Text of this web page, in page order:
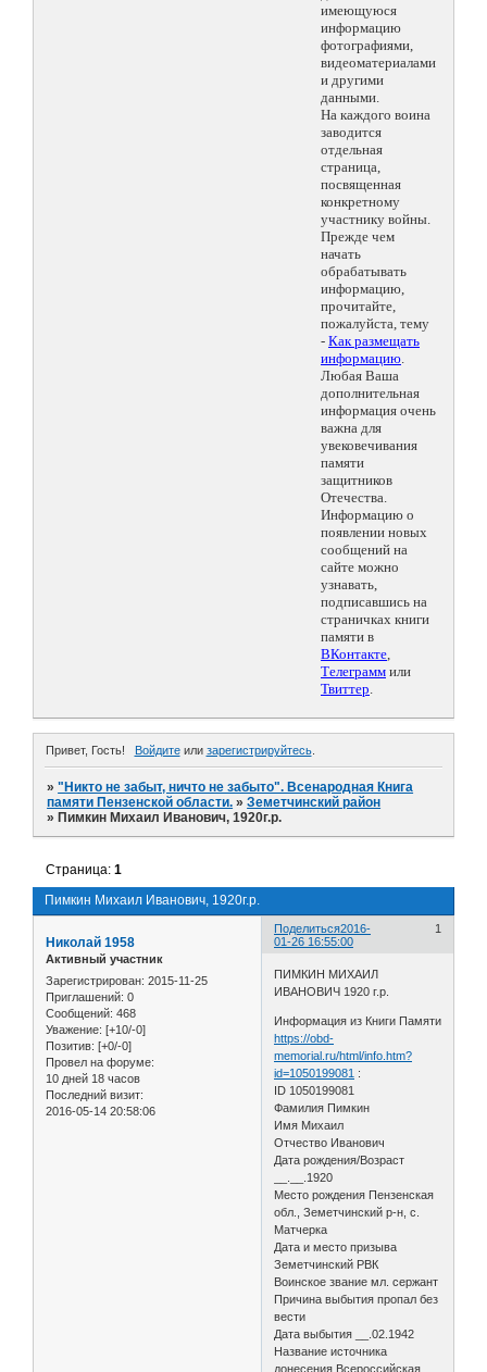
имеющуюся
информацию
фотографиями,
видеоматериалами
и другими
данными.
На каждого воина
заводится
отдельная
страница,
посвященная
конкретному
участнику войны.
Прежде чем
начать
обрабатывать
информацию,
прочитайте,
пожалуйста, тему
- Как размещать
информацию.
Любая Ваша
дополнительная
информация очень
важна для
увековечивания
памяти
защитников
Отечества.
Информацию о
появлении новых
сообщений на
сайте можно
узнавать,
подписавшись на
страничках книги
памяти в
ВКонтакте,
Телеграмм или
Твиттер.
Привет, Гость! Войдитеили зарегистрируйтесь.
»"Никто не забыт, ничто не забыто". Всенародная Книга
памяти Пензенской области. »Земетчинский район
» Пимкин Михаил Иванович, 1920г.р.
Пимкин Михаил Иванович, 1920г.р.
Страница:1
Поделиться 1
2016-
01-26 16:55:00
Николай 1958
Активный участник
Зарегистрирован: 2015-11-25
Приглашений: 0
Сообщений: 468
Уважение: [+10/-0]
Позитив: [+0/-0]
Провел на форуме:
10 дней 18 часов
Последний визит:
2016-05-14 20:58:06
ПИМКИН МИХАИЛ
ИВАНОВИЧ 1920 г.р.
Информация из Книги Памяти
https://obd-
memorial.ru/html/info.htm?
id=1050199081 :
ID 1050199081
Фамилия Пимкин
Имя Михаил
Отчество Иванович
Дата рождения/Возраст
__.__.1920
Место рождения Пензенская
обл., Земетчинский р-н, с.
Матчерка
Дата и место призыва
Земетчинский РВК
Воинское звание мл. сержант
Причина выбытия пропал без
вести
Дата выбытия __.02.1942
Название источника
донесения Всероссийская